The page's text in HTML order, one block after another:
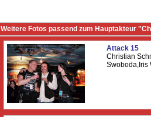
Weitere Fotos passend zum Hauptakteur
Attack 15
Christian
Swoboda,Iris